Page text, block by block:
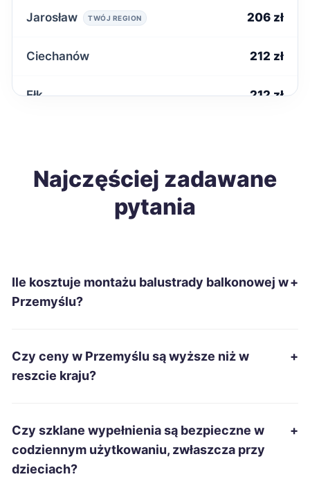
Jarosław TWÓJ REGION 206 zł
Ciechanów 212 zł
Ełk 212 zł
Starachowice 212 zł
Szczecinek 213 zł
Tomaszów Mazowiecki
Suwałki 215 zł
Najczęściej zadawane
pytania
Ile kosztuje montażu balustrady balkonowej w
Przemyślu?
+
Czy ceny w Przemyślu są wyższe niż w
reszcie kraju?
+
Czy szklane wypełnienia są bezpieczne w
codziennym użytkowaniu, zwłaszcza przy
dzieciach?
+